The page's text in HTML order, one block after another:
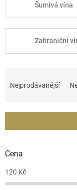
Šumivá vína
Zahraniční
í
r
d
u
Nejprodávanější
Cena
120 Kč